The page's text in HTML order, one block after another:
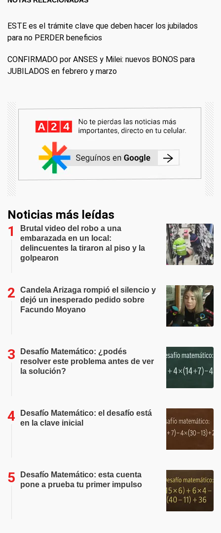
ESTE es el trámite clave que deben hacer los jubilados
para no PERDER beneficios
CONFIRMADO por ANSES y Milei: nuevos BONOS para
JUBILADOS en febrero y marzo
Noticias más leídas
Brutal video del robo a una
embarazada en un local:
delincuentes la tiraron al piso y la
golpearon
Candela Arizaga rompió el silencio y
dejó un inesperado pedido sobre
Facundo Moyano
Desafío Matemático: ¿podés
resolver este problema antes de ver
la solución?
Desafío Matemático: el desafío está
en la clave inicial
Desafío Matemático: esta cuenta
pone a prueba tu primer impulso